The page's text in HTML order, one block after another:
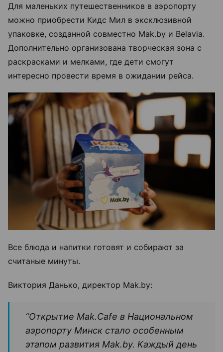
Для маленьких путешественников в аэропорту
можно приобрести Кидс Мил в эксклюзивной
упаковке, созданной совместно Mak.by и Belavia.
Дополнительно организована творческая зона с
раскрасками и мелками, где дети смогут
интересно провести время в ожидании рейса.
Все блюда и напитки готовят и собирают за
считаные минуты.
Виктория Данько, директор Mak.by:
“Открытие Mak.Cafe в Национальном
аэропорту Минск стало особенным
этапом развития Mak.by. Каждый день